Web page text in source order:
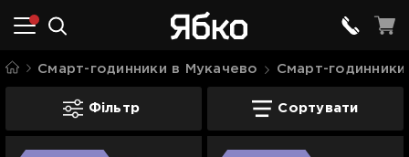
Смарт-годинники в Мукачево Смарт-
Samsung Galaxy Watch Ultra в
Фільтр Сортувати